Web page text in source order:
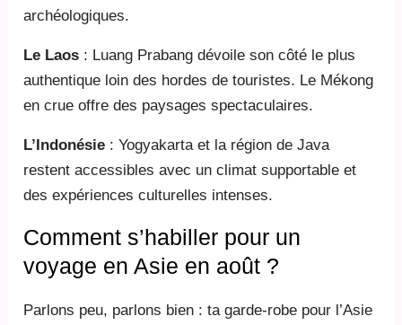
archéologiques.
Le Laos : Luang Prabang dévoile son côté le plus
authentique loin des hordes de touristes. Le Mékong
en crue offre des paysages spectaculaires.
L’Indonésie : Yogyakarta et la région de Java
restent accessibles avec un climat supportable et
des expériences culturelles intenses.
Comment s’habiller pour un
voyage en Asie en août ?
Parlons peu, parlons bien : ta garde-robe pour l’Asie